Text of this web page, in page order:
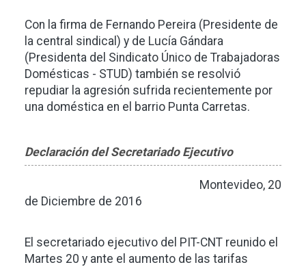
Con la firma de Fernando Pereira (Presidente de
la central sindical) y de Lucía Gándara
(Presidenta del Sindicato Único de Trabajadoras
Domésticas - STUD) también se resolvió
repudiar la agresión sufrida recientemente por
una doméstica en el barrio Punta Carretas.
Declaración del Secretariado Ejecutivo
Montevideo, 20
de Diciembre de 2016
El secretariado ejecutivo del PIT-CNT reunido el
Martes 20 y ante el aumento de las tarifas